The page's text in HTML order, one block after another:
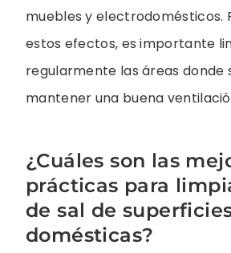
muebles y electrodomésticos.
estos efectos, es importante
regularmente las áreas donde
mantener una buena
¿Cuáles son las
prácticas para
de sal de
domésticas?